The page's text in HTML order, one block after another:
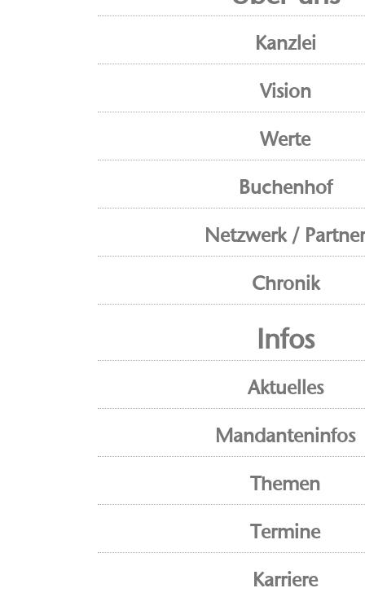
Kanzlei
Vision
Werte
Buchenhof
Netzwerk / Partner
Chronik
Infos
Aktuelles
Mandanteninfos
Themen
Termine
Karriere